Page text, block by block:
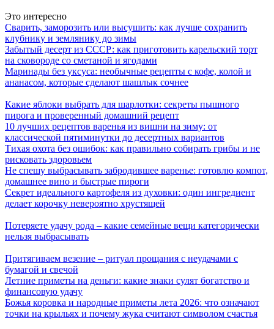
Это интересно
Сварить, заморозить или высушить: как лучше сохранить
клубнику и землянику до зимы
Забытый десерт из СССР: как приготовить карельский торт
на сковороде со сметаной и ягодами
Маринады без уксуса: необычные рецепты с кофе, колой и
ананасом, которые сделают шашлык сочнее
Какие яблоки выбрать для шарлотки: секреты пышного
пирога и проверенный домашний рецепт
10 лучших рецептов варенья из вишни на зиму: от
классической пятиминутки до десертных вариантов
Тихая охота без ошибок: как правильно собирать грибы и не
рисковать здоровьем
Не спешу выбрасывать забродившее варенье: готовлю компот,
домашнее вино и быстрые пироги
Секрет идеального картофеля из духовки: один ингредиент
делает корочку невероятно хрустящей
Потеряете удачу рода – какие семейные вещи категорически
нельзя выбрасывать
Притягиваем везение – ритуал прощания с неудачами с
бумагой и свечой
Летние приметы на деньги: какие знаки сулят богатство и
финансовую удачу
Божья коровка и народные приметы лета 2026: что означают
точки на крыльях и почему жука считают символом счастья